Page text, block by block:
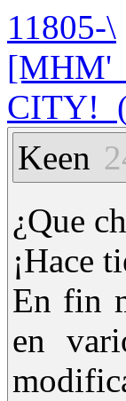
11805-\
Keen
¿Que
¡Hace
En fin
en